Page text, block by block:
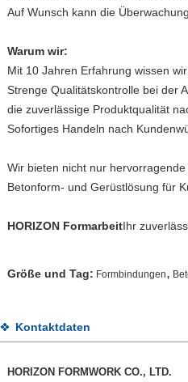
Auf Wunsch kann die
Warum wir:
Mit 10 Jahren Erfahrung wissen
Strenge Qualitätskontrolle bei der
die zuverlässige Produktqualität
Sofortiges Handeln nach
Wir bieten nicht nur
Betonform- und Gerüstlösung für
HORIZON FormarbeitIhr
Größe und Tag: Formbindungen,
Kontaktdaten
HORIZON FORMWORK CO., LTD.